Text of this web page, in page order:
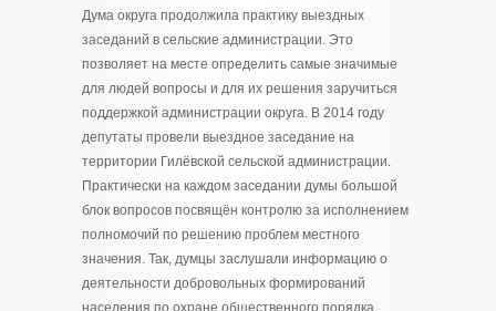
Дума округа продолжила практику выездных
заседаний в сельские администрации. Это
позволяет на месте определить самые значимые
для людей вопросы и для их решения заручиться
поддержкой администрации округа. В 2014 году
депутаты провели выездное заседание на
территории Гилёвской сельской администрации.
Практически на каждом заседании думы большой
блок вопросов посвящён контролю за исполнением
полномочий по решению проблем местного
значения. Так, думцы заслушали информацию о
деятельности добровольных формирований
населения по охране общественного порядка,